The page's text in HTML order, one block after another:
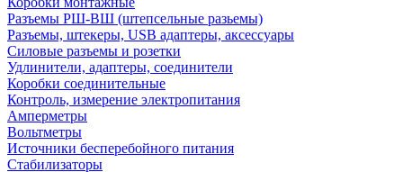
Разъемы РШ-ВШ (штепсельные разьемы)
Разъемы, штекеры, USB адаптеры, аксессуары
Силовые разъемы и розетки
Удлинители, адаптеры, соединители
Коробки соединительные
Контроль, измерение электропитания
Амперметры
Вольтметры
Источники бесперебойного питания
Стабилизаторы